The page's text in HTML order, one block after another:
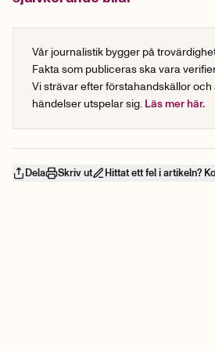
Vår journalistik bygger på
Fakta som publiceras ska vara
Vi strävar efter förstahandskällor och
händelser utspelar sig. Läs mer här.
Dela Skriv ut Hittat ett fel i artikeln?